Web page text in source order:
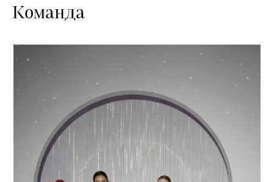
Команда